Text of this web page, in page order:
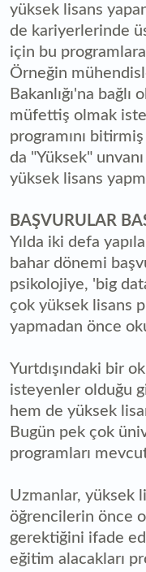
yüksek lisans
de kariyerlerinde
için bu
Örneğin
Bakanlığı'na
müfettiş olmak
programını
da "Yüksek"
yüksek lisans
BAŞVURULAR
Yılda iki defa
bahar dönemi
psikolojiye, 'big
çok yüksek lisans
yapmadan önce
Yurtdışındaki bir
isteyenler olduğu
hem de yüksek
Bugün pek çok
programları
Uzmanlar, yüksek
öğrencilerin önce
gerektiğini ifade
eğitim alacakları